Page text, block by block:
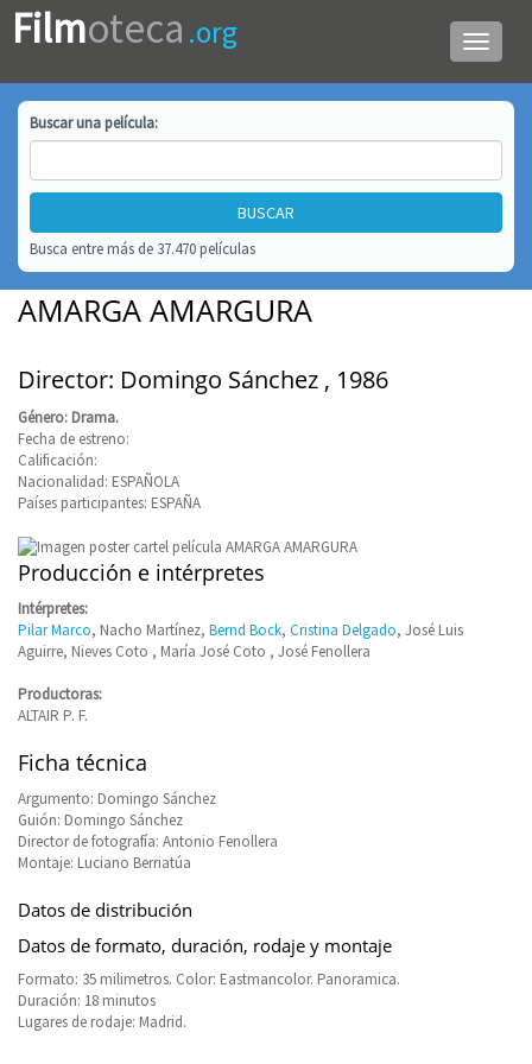
Menú
de
Filmoteca .org
Buscar unapelícula:
Busca entre más de 37.470 películas
AMARGA AMARGURA
Director: Domingo Sánchez , 1986
Género: Drama.
Fecha de estreno:
Calificación:
Nacionalidad: ESPAÑOLA
Países participantes: ESPAÑA
Producción e intérpretes
Intérpretes:
Pilar Marco, Nacho Martínez, Bernd Bock, Cristina Delgado, José Luis
Aguirre, Nieves Coto , María José Coto , José Fenollera
Productoras:
ALTAIR P. F.
Ficha técnica
Argumento: Domingo Sánchez
Guión: Domingo Sánchez
Director de fotografía: Antonio Fenollera
Montaje: Luciano Berriatúa
Datos de distribución
Datos de formato, duración, rodaje y montaje
Formato: 35 milimetros. Color: Eastmancolor. Panoramica.
Duración: 18 minutos
Lugares de rodaje: Madrid.